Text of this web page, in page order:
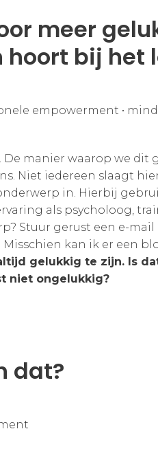
meer
hoort bij het
empowerment •
De manier waarop we dit
Niet iedereen slaagt
in. Hierbij
als psycholoog,
Stuur gerust een e-mail
. Misschien kan ik er een
gelukkig te zijn. Is
niet ongelukkig?
dat?